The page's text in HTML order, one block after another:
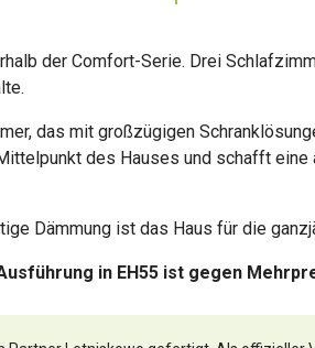
der Comfort-Serie. Drei
das mit großzügigen
des Hauses und schafft eine
Dämmung ist das Haus für die
in EH55 ist gegen